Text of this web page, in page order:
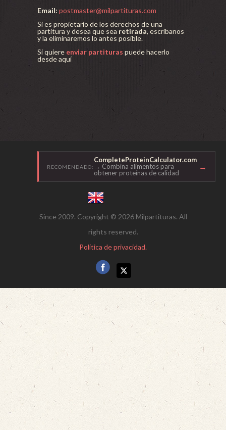
Email: postmaster@milpartituras.com
Si es propietario de los derechos de una
partitura y desea que sea retirada, escríbanos
y la eliminaremos lo antes posible.
Si quiere enviar partituras puede hacerlo
desde aquí
RECOMENDADO:
CompleteProteinCalculator.com
→ Combina alimentos para
obtener proteínas de calidad
→
Since 2009. Copyright © 2026 Milpartituras. All
rights reserved.
Política de privacidad.